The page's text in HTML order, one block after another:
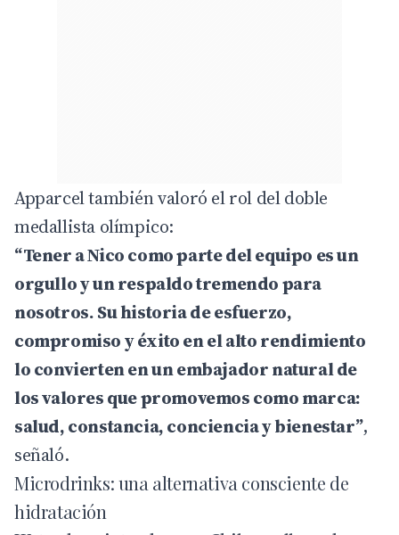
Apparcel también valoró el rol del doble
medallista olímpico:
“Tener a Nico como parte del equipo es un
orgullo y un respaldo tremendo para
nosotros. Su historia de esfuerzo,
compromiso y éxito en el alto rendimiento
lo convierten en un embajador natural de
los valores que promovemos como marca:
salud, constancia, conciencia y bienestar”,
señaló.
Microdrinks: una alternativa consciente de
hidratación